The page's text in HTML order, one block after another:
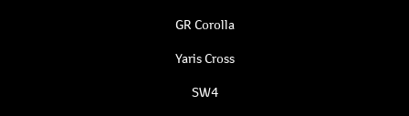
GR Corolla
Yaris Cross
SW4